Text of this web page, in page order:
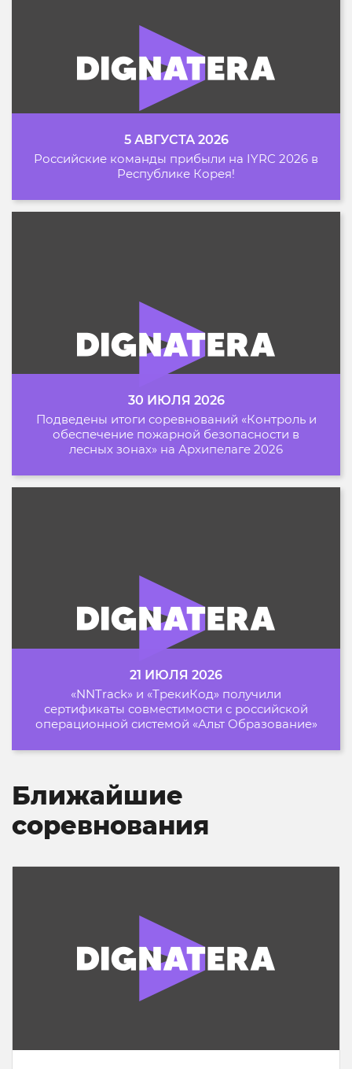
5 АВГУСТА 2026
Российские команды прибыли на IYRC 2026 в
Республике Корея!
30 ИЮЛЯ 2026
Подведены итоги соревнований «Контроль и
обеспечение пожарной безопасности в
лесных зонах» на Архипелаге 2026
21 ИЮЛЯ 2026
«NNTrack» и «ТрекиКод» получили
сертификаты совместимости с российской
операционной системой «Альт Образование»
Ближайшие
соревнования